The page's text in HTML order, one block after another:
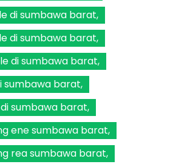
di sumbawa barat
di sumbawa barat
di sumbawa barat
sumbawa barat
sumbawa barat
ene sumbawa barat
rea sumbawa barat